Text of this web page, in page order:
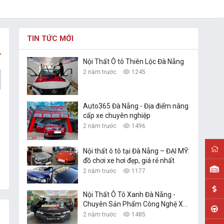
TIN TỨC MỚI
Nội Thất Ô tô Thiên Lộc Đà Nẵng
2 năm trước 1245
Auto365 Đà Nẵng - Địa điểm nâng
cấp xe chuyên nghiệp
2 năm trước 1496
Nội thất ô tô tại Đà Nẵng – ĐẠI MỸ:
đồ chơi xe hơi đẹp, giá rẻ nhất
2 năm trước 1177
Nội Thất Ô Tô Xanh Đà Nẵng -
Chuyên Sản Phẩm Công Nghệ Xe
Hơi
2 năm trước 1485